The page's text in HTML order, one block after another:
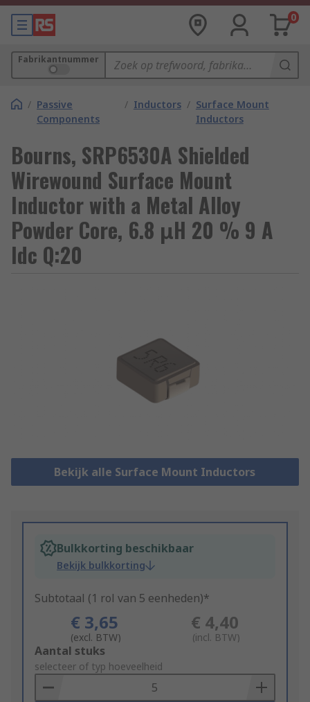
0
Fabrikantnummer
/ Passive
Components
/ Inductors / Surface Mount
Inductors
Bourns, SRP6530A Shielded
Wirewound Surface Mount
Inductor with a Metal Alloy
Powder Core, 6.8 μH 20 % 9 A
Idc Q:20
Bekijk alle Surface Mount Inductors
Bulkkorting beschikbaar
Bekijk bulkkorting
Subtotaal (1 rol van 5 eenheden)*
€ 3,65
(excl. BTW)
€ 4,40
(incl. BTW)
Add
to
Basket
Aantal stuks
selecteer of typ hoeveelheid